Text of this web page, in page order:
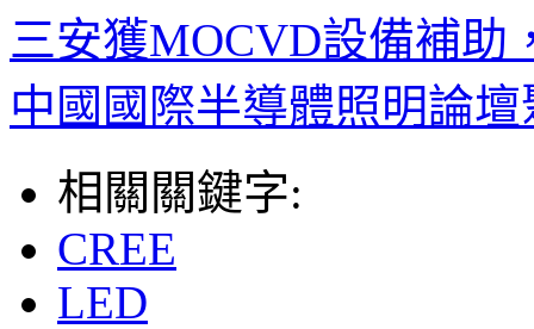
三安獲MOCVD設備補助
中國國際半導體照明論
相關關鍵字:
CREE
LED